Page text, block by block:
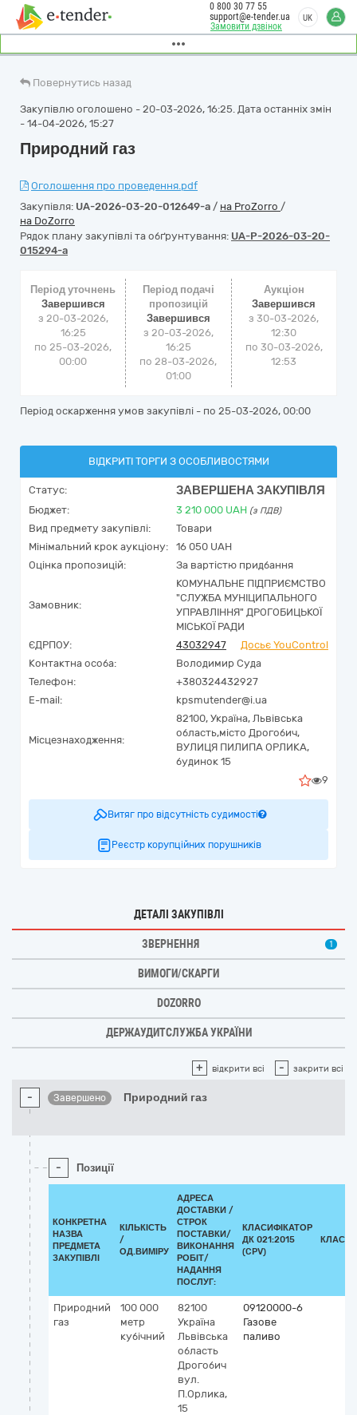
Замовити дзвінок
0 800 30 77 55
support@e-tender.ua
UK
Повернутись назад
Закупівлю оголошено - 20-03-2026, 16:25. Дата останніх змін
- 14-04-2026, 15:27
Природний газ
Оголошення про проведення.pdf
Закупівля: UA-2026-03-20-012649-a / на ProZorro /
на DoZorro
Рядок плану закупівлі та обґрунтування: UA-P-2026-03-20-
015294-a
Період уточнень
Завершився
з 20-03-2026,
16:25
по 25-03-2026,
00:00
Період подачі
пропозицій
Завершився
з 20-03-2026,
16:25
по 28-03-2026,
01:00
Аукціон
Завершився
з30-03-2026,
12:30
по 30-03-2026,
12:53
Період оскарження умов закупівлі - по 25-03-2026, 00:00
ВІДКРИТІ ТОРГИ З ОСОБЛИВОСТЯМИ
Статус: ЗАВЕРШЕНА ЗАКУПІВЛЯ
Бюджет: 3 210 000 UAH (з ПДВ)
Вид предмету закупівлі:
Товари
Мінімальний крок аукціону:
16 050 UAH
Оцінка пропозицій:
За вартістю придбання
Замовник:
КОМУНАЛЬНЕ ПІДПРИЄМСТВО
"СЛУЖБА МУНІЦИПАЛЬНОГО
УПРАВЛІННЯ" ДРОГОБИЦЬКОЇ
МІСЬКОЇ РАДИ
ЄДРПОУ:
43032947
Досьє YouControl
Контактна особа:
Володимир Суда
Телефон:
+380324432927
E-mail:
kpsmutender@i.ua
Місцезнаходження:
82100, Україна, Львівська
область,місто Дрогобич,
ВУЛИЦЯ ПИЛИПА ОРЛИКА,
будинок 15
9
Витяг про відсутність судимості
Реєстр корупційних порушників
ДЕТАЛІ ЗАКУПІВЛІ
ЗВЕРНЕННЯ 1
ВИМОГИ/СКАРГИ
DOZORRO
ДЕРЖАУДИТСЛУЖБА УКРАЇНИ
+ відкрити всі - закрити всі
- Завершено Природний газ
- Позиції
КОНКРЕТНА
НАЗВА
ПРЕДМЕТА
ЗАКУПІВЛІ
КІЛЬКІСТЬ
/
ОД.ВИМІРУ
АДРЕСА
ДОСТАВКИ /
СТРОК
ПОСТАВКИ/
ВИКОНАННЯ
РОБІТ/
НАДАННЯ
ПОСЛУГ:
КЛАСИФІКАТОР
ДК 021:2015
(CPV)
Природний
газ
100 000
метр
кубічний
82100
Україна
Львівська
область
Дрогобич
вул.
П.Орлика,
15
09120000-6
Газове
паливо